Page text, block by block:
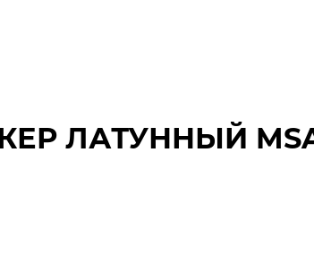
ЛАТУННЫЙ MSA